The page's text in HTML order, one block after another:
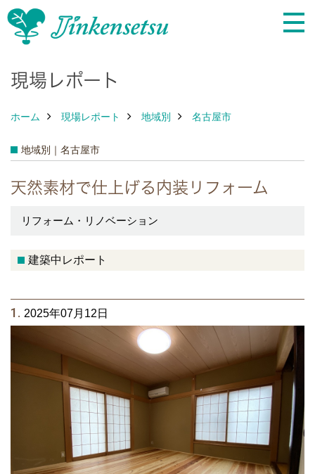
現場レポート
ホーム 現場レポート 地域別 名古屋市
地域別｜名古屋市
天然素材で仕上げる内装リフォーム
リフォーム・リノベーション
建築中レポート
1. 2025年07月12日